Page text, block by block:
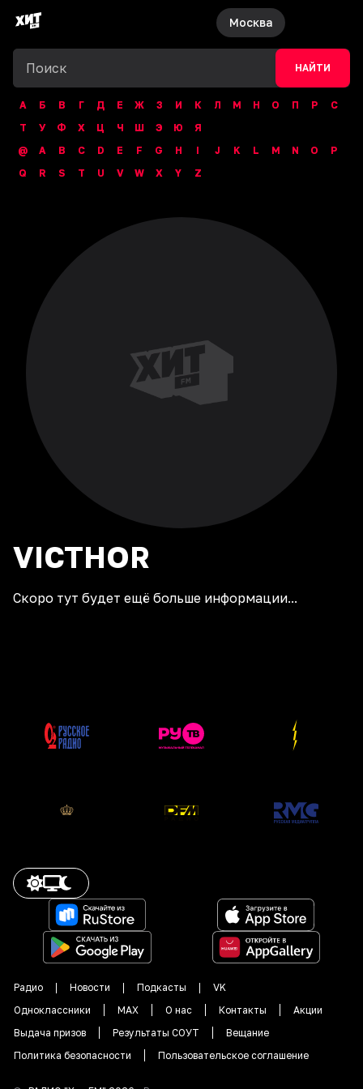
Москва
НАЙТИ
А Б В Г Д Е Ж З И К Л М Н О П Р
С
Т
У Ф Х Ц Ч Ш Э Ю
Я
@
A B C D E F G H I J K L M N O
P
Q
R S T U V W X Y Z
VICTHOR
Скоро тут будет ещё больше информации...
Радио Новости Подкасты
VK
Одноклассники
MAX О нас Контакты
Акции
Выдача призов
Результаты СОУТ
Вещание
Политика безопасности
Пользовательское соглашение